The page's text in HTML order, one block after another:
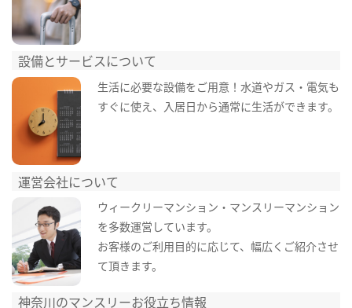
設備とサービスについて
生活に必要な設備をご用意！水道やガス・電気も
すぐに使え、入居日から通常に生活ができます。
運営会社について
ウィークリーマンション・マンスリーマンション
を多数運営しています。
お客様のご利用目的に応じて、幅広くご紹介させ
て頂きます。
神奈川のマンスリーお役立ち情報